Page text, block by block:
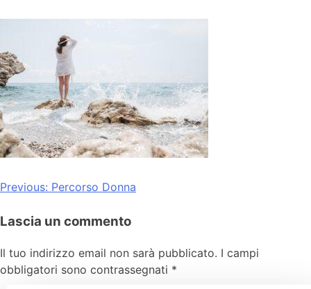
Previous: Percorso Donna
Lascia un commento
Il tuo indirizzo email non sarà pubblicato. I campi
obbligatori sono contrassegnati *